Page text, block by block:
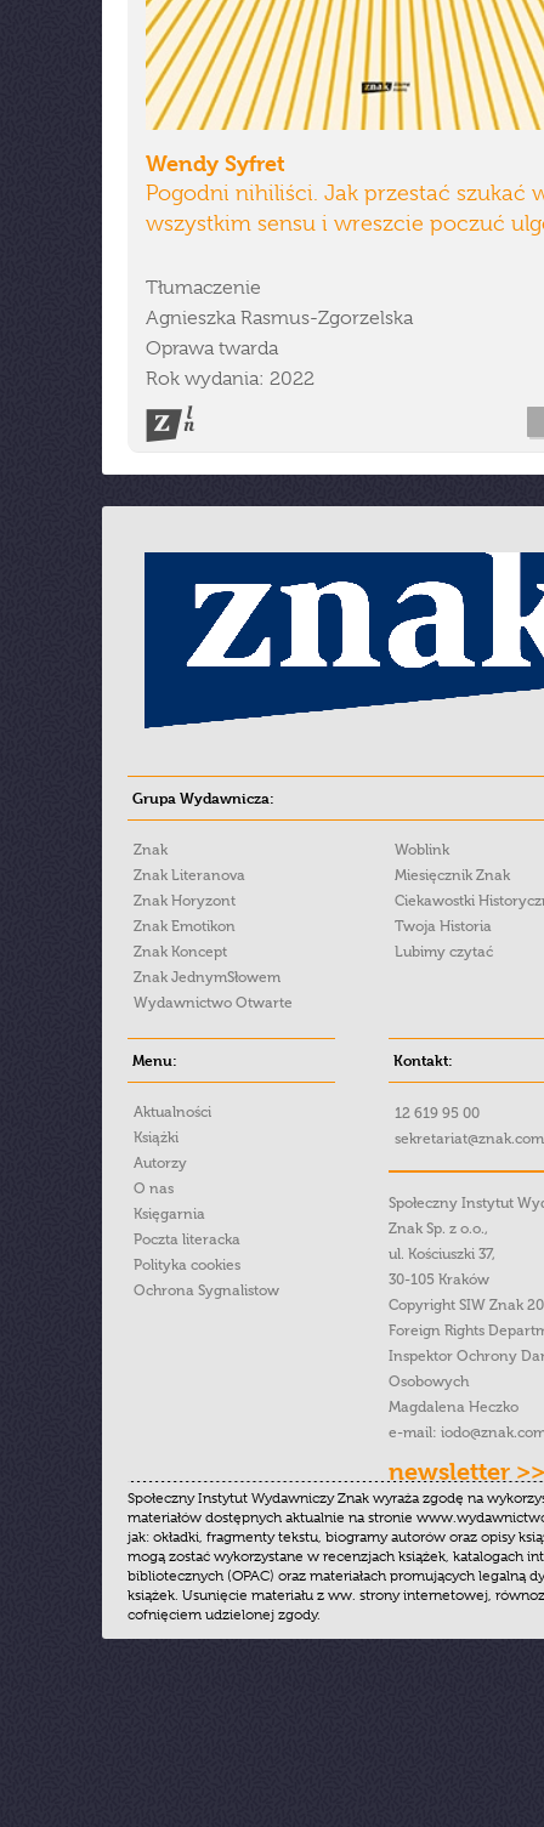
Wendy Syfret
Pogodni nihiliści. Jak przestać szukać
wszystkim sensu i wreszcie poczuć
Tłumaczenie
Agnieszka Rasmus-Zgorzelska
Oprawa twarda
Rok wydania: 2022
Grupa Wydawnicza:
Znak
Znak Literanova
Znak Horyzont
Znak Emotikon
Znak Koncept
Znak JednymSłowem
Wydawnictwo Otwarte
Woblink
Miesięcznik Znak
Ciekawostki
Twoja Historia
Lubimy czytać
Menu:
Aktualności
Książki
Autorzy
O nas
Księgarnia
Poczta literacka
Polityka cookies
Ochrona Sygnalistow
Kontakt:
12 619 95 00
Społeczny Instytut
Znak Sp. z o.o.,
ul. Kościuszki 37,
30-105 Kraków
Copyright SIW Znak
Foreign Rights
Inspektor Ochrony
Osobowych
Magdalena Heczko
e-mail:
newsletter >>
Społeczny Instytut Wydawniczy Znak wyraża zgodę na
materiałów dostępnych aktualnie na stronie
jak: okładki, fragmenty tekstu, biogramy autorów oraz opisy
mogą zostać wykorzystane w recenzjach książek, katalogach
bibliotecznych (OPAC) oraz materiałach promujących legalną
książek. Usunięcie materiału z ww. strony internetowej,
cofnięciem udzielonej zgody.